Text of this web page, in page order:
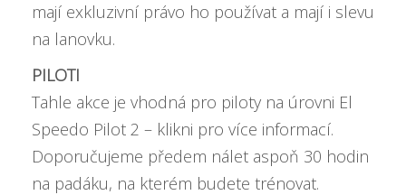
mají exkluzivní právo ho používat a mají i slevu
na lanovku.
PILOTI
Tahle akce je vhodná pro piloty na úrovni El
Speedo Pilot 2 – klikni pro více informací.
Doporučujeme předem nálet aspoň 30 hodin
na padáku, na kterém budete trénovat.